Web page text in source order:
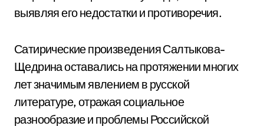
выявляя его недостатки и противоречия.
Сатирические произведения Салтыкова-
Щедрина оставались на протяжении многих
лет значимым явлением в русской
литературе, отражая социальное
разнообразие и проблемы Российской